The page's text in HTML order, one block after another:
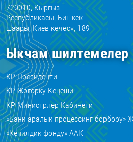
720010, Кыргыз
Республикасы, Бишкек
шаары, Киев көчөсү, 189
Ыкчам шилтемелер
КР Президенти
КР Жогорку Кеңеши
КР Министрлер Кабинети
«Банк аралык процессинг борбору»
«Кепилдик фонду» ААК